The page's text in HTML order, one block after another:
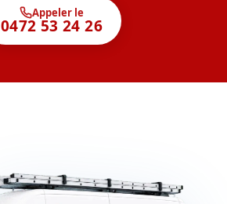
Appeler le
0472 53 24 26